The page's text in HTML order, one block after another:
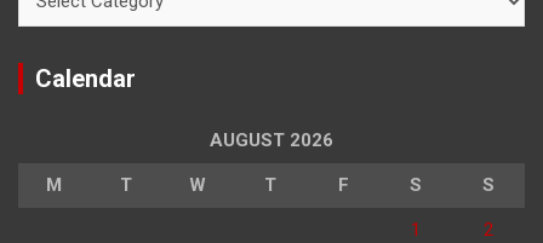
Calendar
AUGUST 2026
M T W T F S S
1 2